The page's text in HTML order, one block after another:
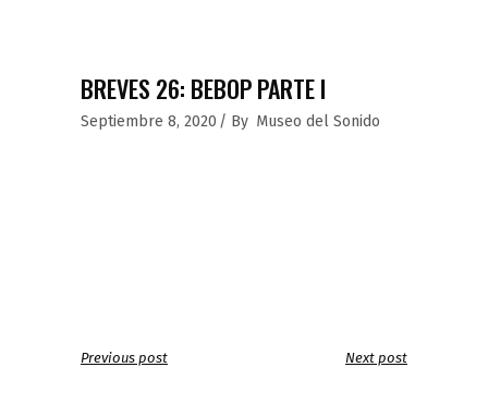
BREVES 26: BEBOP PARTE I
Septiembre 8, 2020 By Museo del Sonido
Previous post Next post